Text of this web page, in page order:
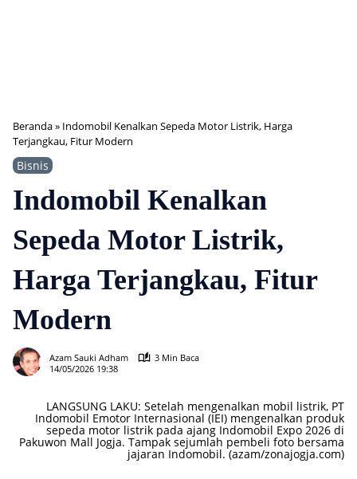
Beranda» Indomobil Kenalkan Sepeda Motor Listrik, Harga
Terjangkau, Fitur Modern
Bisnis
Indomobil Kenalkan
Sepeda Motor Listrik,
Harga Terjangkau, Fitur
Modern
Azam Sauki Adham
3 Min Baca
14/05/2026 19:38
LANGSUNG LAKU: Setelah mengenalkan mobil listrik, PT
Indomobil Emotor Internasional (IEI) mengenalkan produk
sepeda motor listrik pada ajang Indomobil Expo 2026 di
Pakuwon Mall Jogja. Tampak sejumlah pembeli foto bersama
jajaran Indomobil. (azam/zonajogja.com)